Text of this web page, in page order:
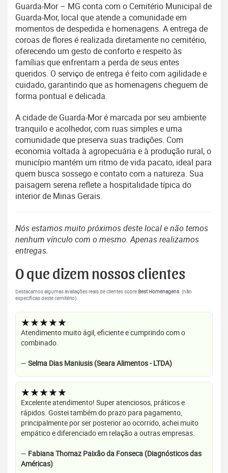
Guarda-Mor – MG conta com o Cemitério Municipal de
Guarda-Mor, local que atende a comunidade em
momentos de despedida e homenagens. A entrega de
coroas de flores é realizada diretamente no cemitério,
oferecendo um gesto de conforto e respeito às
famílias que enfrentam a perda de seus entes
queridos. O serviço de entrega é feito com agilidade e
cuidado, garantindo que as homenagens cheguem de
forma pontual e delicada.
A cidade de Guarda-Mor é marcada por seu ambiente
tranquilo e acolhedor, com ruas simples e uma
comunidade que preserva suas tradições. Com
economia voltada à agropecuária e à produção rural, o
município mantém um ritmo de vida pacato, ideal para
quem busca sossego e contato com a natureza. Sua
paisagem serena reflete a hospitalidade típica do
interior de Minas Gerais.
Nós estamos muito próximos deste local e não temos
nenhum vínculo com o mesmo. Apenas realizamos
entregas.
O que dizem nossos clientes
Destacamos algumas avaliações reais de clientes sobre Best Homenagens. (não
específicas deste cemitério).
★★★★★
Atendimento muito ágil, eficiente e cumprindo com o
combinado.
— Selma Dias Maniusis (Seara Alimentos - LTDA)
★★★★★
Excelente atendimento! Super atenciosos, práticos e
rápidos. Gostei também do prazo para pagamento,
principalmente por ser posterior ao ocorrido, achei muito
empático e diferenciado em relação a outras empresas.
— Fabiana Thomaz Paixão da Fonseca (Diagnósticos das
Américas)